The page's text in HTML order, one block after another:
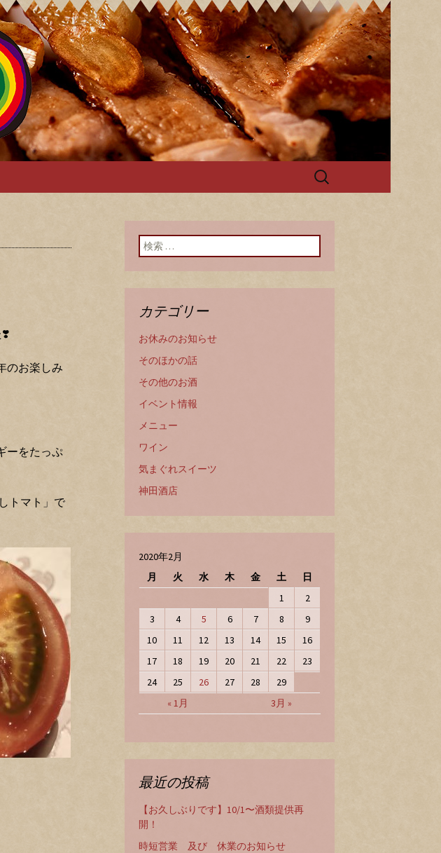
ブログ
検
❣️
のお楽しみ
ーをたっぷ
トマト」で
検索:
カテゴリー
お休みのお知らせ
そのほかの話
その他のお酒
イベント情報
メニュー
ワイン
気まぐれスイーツ
神田酒店
2020年2月
月
火 水 木 金 土 日
« 1月 3月 »
1
2
3
4 5 6 7 8
9
10
11 12 13 14 15
16
17
18 19 20 21 22
23
24
25 26 27 28 29
最近の投稿
【お久しぶりです】10/1〜酒類提供再
開！
時短営業 及び 休業のお知らせ